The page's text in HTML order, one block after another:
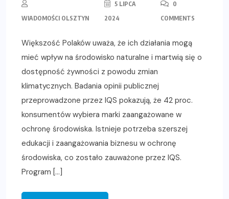
WIADOMOŚCI OLSZTYN
5 LIPCA
2024
0
COMMENTS
Większość Polaków uważa, że ich działania mogą
mieć wpływ na środowisko naturalne i martwią się o
dostępność żywności z powodu zmian
klimatycznych. Badania opinii publicznej
przeprowadzone przez IQS pokazują, że 42 proc.
konsumentów wybiera marki zaangażowane w
ochronę środowiska. Istnieje potrzeba szerszej
edukacji i zaangażowania biznesu w ochronę
środowiska, co zostało zauważone przez IQS.
Program […]